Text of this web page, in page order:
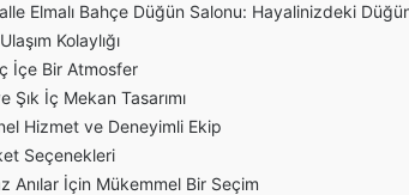
Elmalı Bahçe Düğün Salonu: Hayalinizdeki
Kolaylığı
İçe Bir Atmosfer
Şık İç Mekan Tasarımı
Hizmet ve Deneyimli Ekip
Seçenekleri
Anılar İçin Mükemmel Bir Seçim